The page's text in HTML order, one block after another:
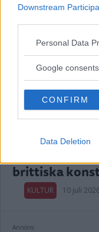
Downstream
Please note that this
not limited to your
use your data for
consent section.
Personal Data
Google consents
CONFIRM
Data Deletion
Kalmarkille
thriller:
reaktion”
KULTUR 14 juli
brittiska
KULTUR 10 juli
Annons: